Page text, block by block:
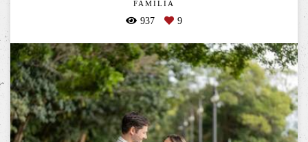
FAMÍLIA
937 9